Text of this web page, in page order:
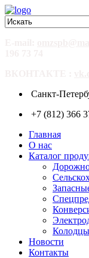
Санкт-
+7 (812) 366
Главная
О нас
Каталог
Новости
Контакты